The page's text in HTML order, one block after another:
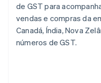
de GST para
vendas e compras da
Canadá, Índia, Nova
números de GST.